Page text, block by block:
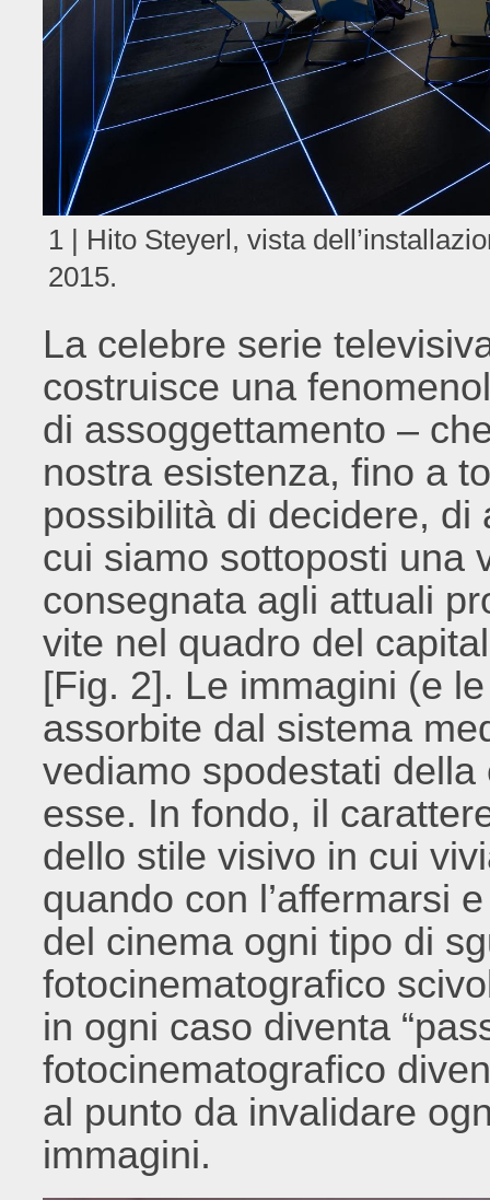
1 | Hito Steyerl, vista
2015.
La celebre serie
costruisce una
di assoggettamento –
nostra esistenza, fino a
possibilità di decidere,
cui siamo sottoposti una
consegnata agli attuali
vite nel quadro del
[Fig. 2]. Le immagini (e
assorbite dal sistema
vediamo spodestati
esse. In fondo, il
dello stile visivo in cui
quando con l’affermarsi
del cinema ogni tipo di
fotocinematografico
in ogni caso diventa
fotocinematografico
al punto da invalidare
immagini.